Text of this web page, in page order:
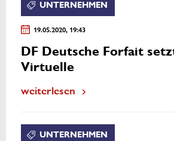
UNTERNEHMEN
19.05.2020, 19:43
DF Deutsche Forfait
Virtuelle
weiterlesen
UNTERNEHMEN